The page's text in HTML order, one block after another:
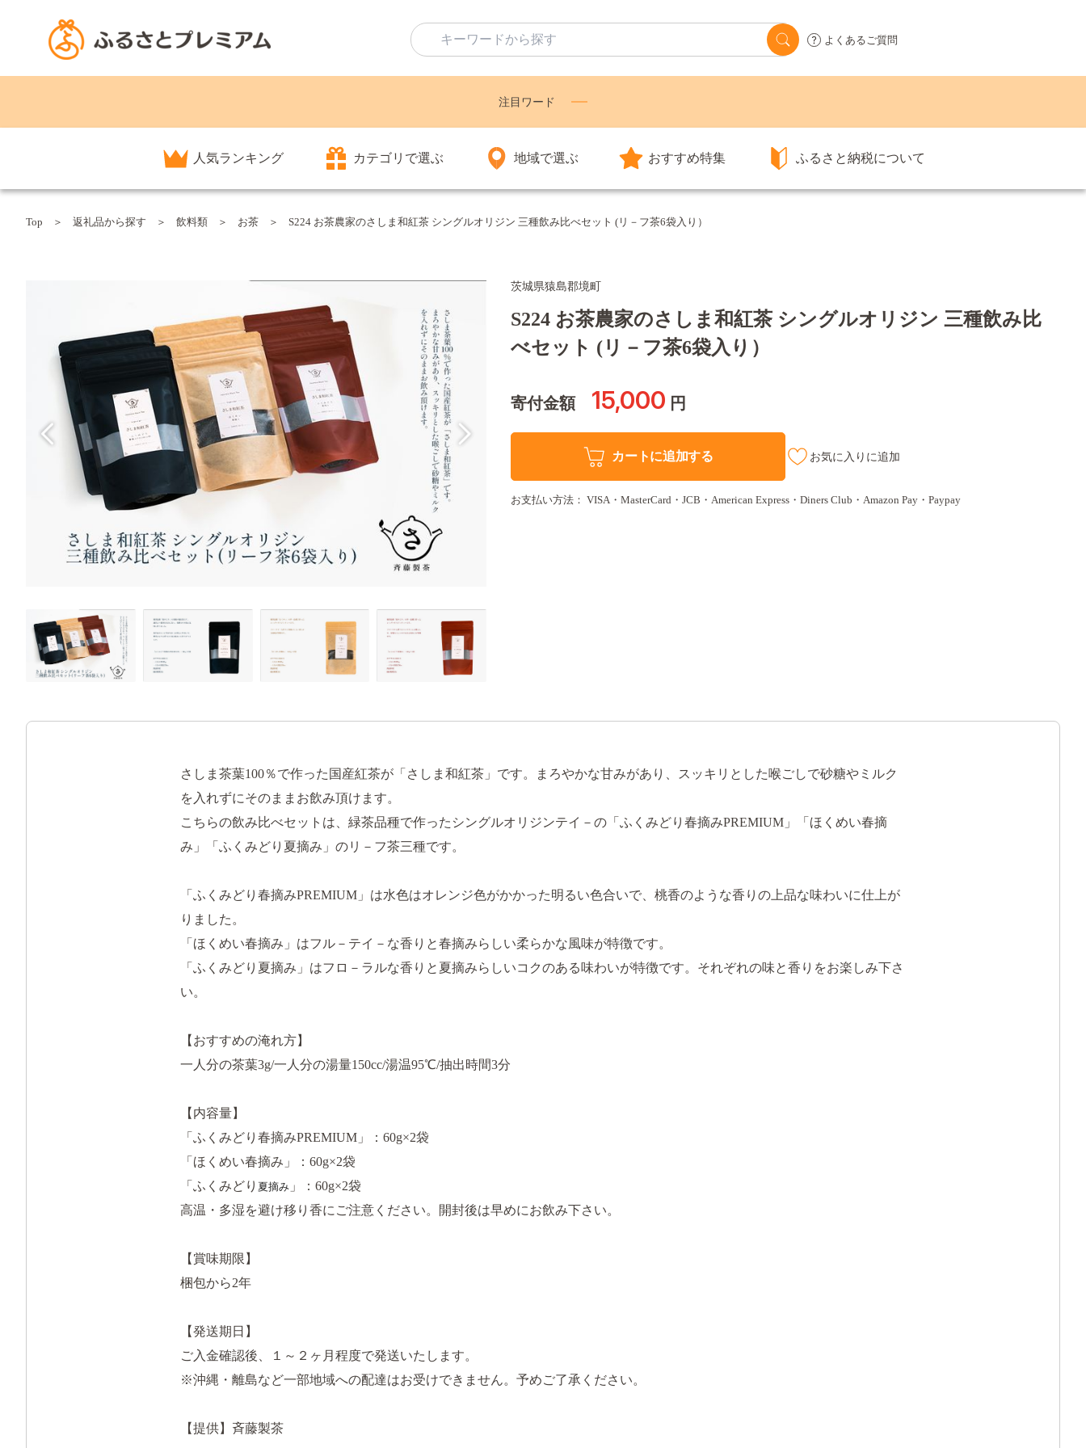
よくあるご質問
注目ワード
人気ランキング カテゴリで選ぶ 地域で選ぶ おすすめ特集 ふるさと納税について
Top 返礼品から探す 飲料類 お茶 S224 お茶農家のさしま和紅茶 シングルオリジン 三種飲み比べセット (リ－フ茶6袋入り）
茨城県猿島郡境町
S224 お茶農家のさしま和紅茶 シングルオリジン 三種飲み比
べセット (リ－フ茶6袋入り）
寄付金額 15,000 円
カートに追加する お気に入りに追加
お支払い方法： VISA・MasterCard・JCB・American Express・Diners Club・Amazon Pay・Paypay
さしま茶葉100％で作った国産紅茶が「さしま和紅茶」です。まろやかな甘みがあり、スッキリとした喉ごしで砂糖やミルク
を入れずにそのままお飲み頂けます。
こちらの飲み比べセットは、緑茶品種で作ったシングルオリジンテイ－の「ふくみどり春摘みPREMIUM」「ほくめい春摘
み」「ふくみどり夏摘み」のリ－フ茶三種です。
「ふくみどり春摘みPREMIUM」は水色はオレンジ色がかかった明るい色合いで、桃香のような香りの上品な味わいに仕上が
りました。
「ほくめい春摘み」はフル－テイ－な香りと春摘みらしい柔らかな風味が特徴です。
「ふくみどり夏摘み」はフロ－ラルな香りと夏摘みらしいコクのある味わいが特徴です。それぞれの味と香りをお楽しみ下さ
い。
【おすすめの淹れ方】
一人分の茶葉3g/一人分の湯量150cc/湯温95℃/抽出時間3分
【内容量】
「ふくみどり春摘みPREMIUM」：60g×2袋
「ほくめい春摘み」：60g×2袋
「ふくみどり 夏摘み 」：60g×2袋
高温・多湿を避け移り香にご注意ください。開封後は早めにお飲み下さい。
【賞味期限】
梱包から2年
【発送期日】
ご入金確認後、１～２ヶ月程度で発送いたします。
※沖縄・離島など一部地域への配達はお受けできません。予めご了承ください。
【提供】斉藤製茶